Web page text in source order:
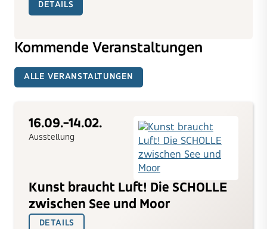
DETAILS
Kommende Veranstaltungen
ALLE VERANSTALTUNGEN
16.09.-14.02.
Ausstellung
Kunst braucht Luft! Die SCHOLLE
zwischen See und Moor
DETAILS